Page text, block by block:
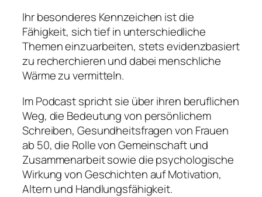
Ihr besonderes Kennzeichen ist die
Fähigkeit, sich tief in unterschiedliche
Themen einzuarbeiten, stets evidenzbasiert
zu recherchieren und dabei menschliche
Wärme zu vermitteln.
Im Podcast spricht sie über ihren beruflichen
Weg, die Bedeutung von persönlichem
Schreiben, Gesundheitsfragen von Frauen
ab 50, die Rolle von Gemeinschaft und
Zusammenarbeit sowie die psychologische
Wirkung von Geschichten auf Motivation,
Altern und Handlungsfähigkeit.